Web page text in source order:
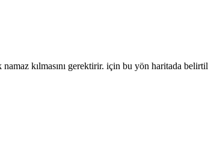
kılmasını gerektirir. için bu yön haritada